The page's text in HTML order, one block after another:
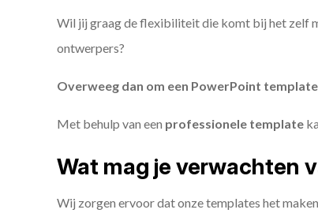
Wil jij graag de flexibiliteit die komt bij het zelf
ontwerpers?
Overweeg dan om een PowerPoint
Met behulp van een professionele template
Wat mag je verwachten
Wij zorgen ervoor dat onze templates het